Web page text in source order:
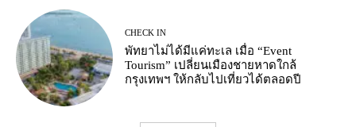
CHECK IN
พัทยาไม่ได้มีแค่ทะเล เมื่อ “Event
Tourism” เปลี่ยนเมืองชายหาดใกล้
กรุงเทพฯ ให้กลับไปเที่ยวได้ตลอดปี